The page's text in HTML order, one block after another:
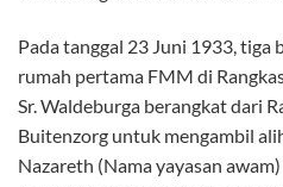
Pada tanggal 23 Juni 1933, tiga
rumah pertama FMM di
Sr. Waldeburga berangkat dari
Buitenzorg untuk mengambil
Nazareth (Nama yayasan